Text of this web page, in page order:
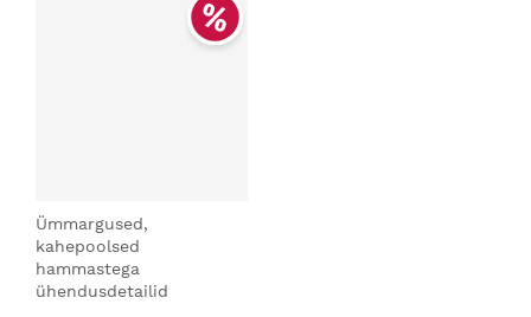
Ümmargused,
kahepoolsed
hammastega
ühendusdetailid